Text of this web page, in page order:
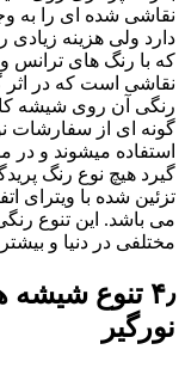
نقاشی شده ای را به
دارد ولی هزینه
که با رنگ های
نقاشی است که در
رنگی آن روی شیشه
گونه ای از سفارشات
استفاده میشوند و
گیرد هیچ نوع رنگ
تزئین شده با ویترای
می باشد. این تنوع
مختلفی در دنیا و
۴٫ تنوع
نورگیر